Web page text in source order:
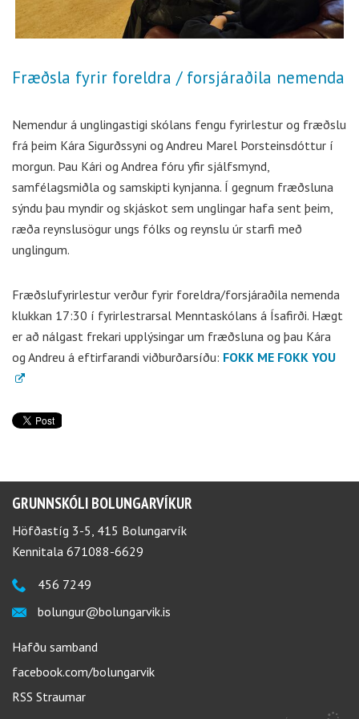
Fræðsla fyrir foreldra / forsjáraðila nemenda
Nemendur á unglingastigi skólans fengu fyrirlestur og fræðslu
frá þeim Kára Sigurðssyni og Andreu Marel Þorsteinsdóttur í
morgun. Þau Kári og Andrea fóru yfir sjálfsmynd,
samfélagsmiðla og samskipti kynjanna. Í gegnum fræðsluna
sýndu þau myndir og skjáskot sem unglingar hafa sent þeim,
ræða reynslusögur ungs fólks og reynslu úr starfi með
unglingum.
Fræðslufyrirlestur verður fyrir foreldra/forsjáraðila nemenda
klukkan 17:30 í fyrirlestrarsal Menntaskólans á Ísafirði. Hægt
er að nálgast frekari upplýsingar um fræðsluna og þau Kára
og Andreu á eftirfarandi viðburðarsíðu: FOKK ME FOKK YOU
GRUNNSKÓLI BOLUNGARVÍKUR
Höfðastíg 3-5, 415 Bolungarvík
Kennitala 671088-6629
456 7249
bolungur@bolungarvik.is
Hafðu samband
facebook.com/bolungarvik
RSS Straumar